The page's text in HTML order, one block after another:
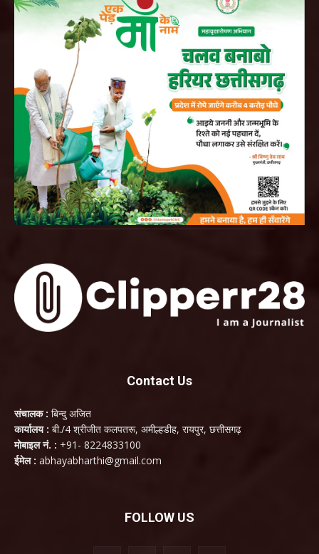
Contact Us
संचालक : बिन्दु अजित
कार्यालय : बी./4 श्रीजीत कलपतरू, अमील्हडीह, रायपुर, छत्तीसगढ़
मोबाइल नं. : +91- 8224833100
ईमेल : abhayabharthi@gmail.com
FOLLOW US